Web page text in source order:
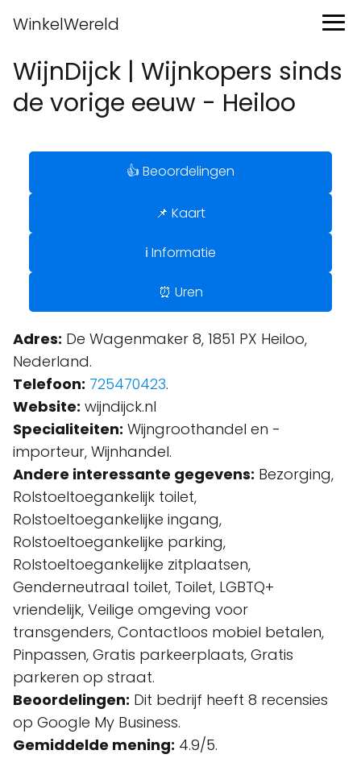
WinkelWereld
WijnDijck | Wijnkopers sinds
de vorige eeuw - Heiloo
👍 Beoordelingen
📌 Kaart
ℹ️ Informatie
⏰ Uren
Adres: De Wagenmaker 8, 1851 PX Heiloo,
Nederland.
Telefoon: 725470423.
Website: wijndijck.nl
Specialiteiten: Wijngroothandel en -
importeur, Wijnhandel.
Andere interessante gegevens: Bezorging,
Rolstoeltoegankelijk toilet,
Rolstoeltoegankelijke ingang,
Rolstoeltoegankelijke parking,
Rolstoeltoegankelijke zitplaatsen,
Genderneutraal toilet, Toilet, LGBTQ+
vriendelijk, Veilige omgeving voor
transgenders, Contactloos mobiel betalen,
Pinpassen, Gratis parkeerplaats, Gratis
parkeren op straat.
Beoordelingen: Dit bedrijf heeft 8 recensies
op Google My Business.
Gemiddelde mening: 4.9/5.